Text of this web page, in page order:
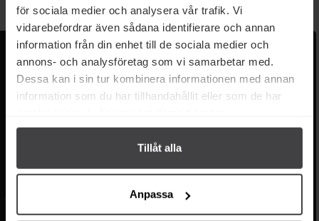
för sociala medier och analysera vår trafik. Vi
vidarebefordrar även sådana identifierare och annan
information från din enhet till de sociala medier och
annons- och analysföretag som vi samarbetar med.
Dessa kan i sin tur kombinera informationen med annan
information som du har tillhandahållit eller som de har
Tillåt alla
Anpassa
Kundservice
Kontakta oss
Vanliga frågor
Betalning
Cookieinställningar
Tillgänglighet
Populära länkar
Monin
Lyxkonserver
Olivolja
Kaffe & Te
Pistagekräm
Press /